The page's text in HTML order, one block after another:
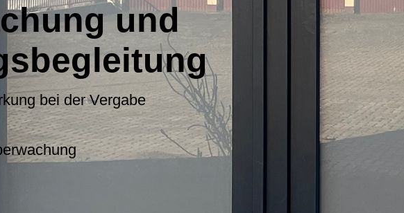
und
bei der Vergabe